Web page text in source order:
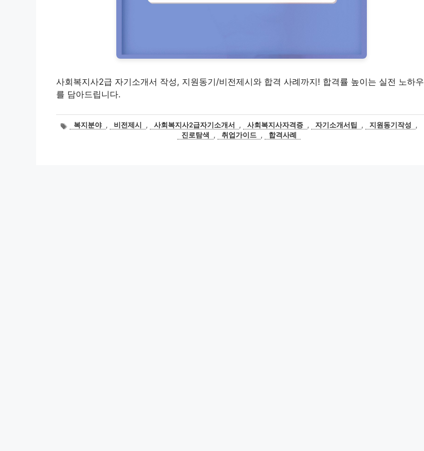
사회복지사2급 자기소개서 작성, 지원동기/비전제시와 합격 사례까지! 합격률 높이는 실전 노하우
를 담아드립니다.
태복지분야 , 비전제시 , 사회복지사2급자기소개서 , 사회복지사자격증 , 자기소개서팁 , 지원동기작성
,
진로탐색
, 취업가이드 , 합격사례